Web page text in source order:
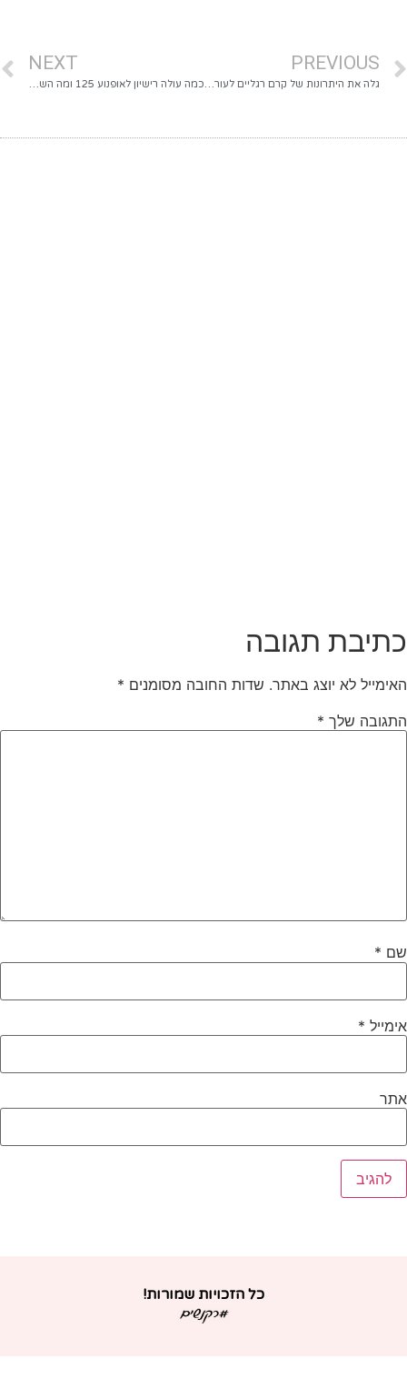
PREVIOUS
גלה את היתרונות של קרם רגליים לעור יבש מאוד
NEXT
כמה עולה רישיון לאופנוע 125 ומה השיפוטים המפתיעים?
תגובה
לא יוצג באתר. שדות החובה מסומנים *
שלך*
*
*
כל הזכויות שמורות!